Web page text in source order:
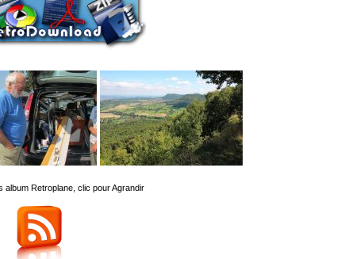
album Retroplane, clic pour Agrandir